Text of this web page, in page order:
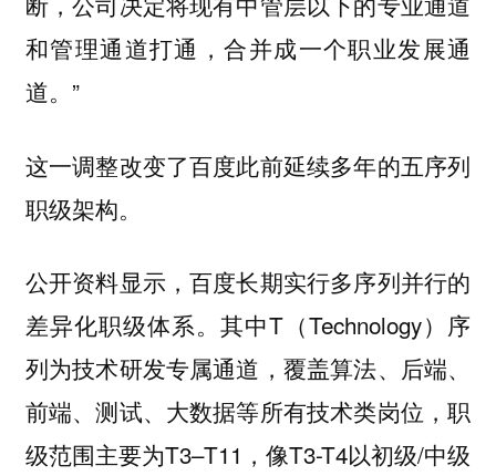
和管理通道打通，合并成一个职业发展通
道。”
这一调整改变了百度此前延续多年的五序列
职级架构。
公开资料显示，百度长期实行多序列并行的
差异化职级体系。其中T（Technology）序
列为技术研发专属通道，覆盖算法、后端、
前端、测试、大数据等所有技术类岗位，职
级范围主要为T3–T11，像T3-T4以初级/中级